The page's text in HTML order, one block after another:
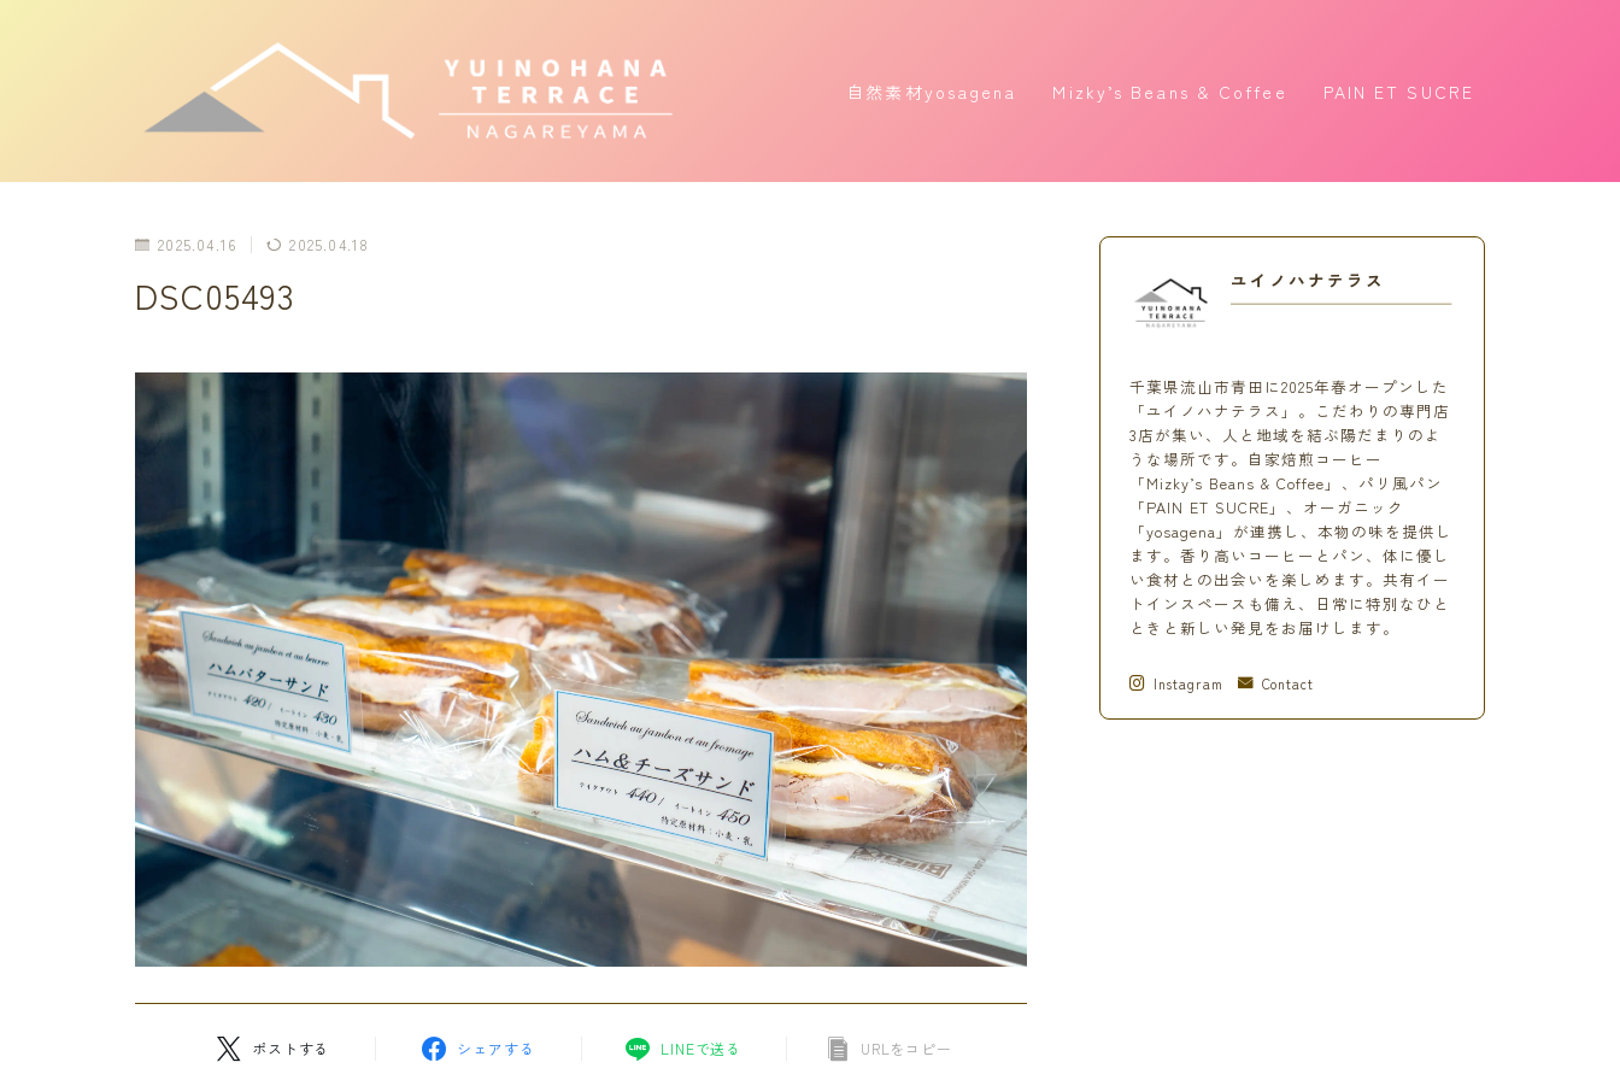
自然素材yosagena Mizky’s Beans & Coffee PAIN ET SUCRE
2025.04.16 2025.04.18
DSC05493
ポストする シェアする LINEで送る URLをコピー
ユイノハナテラス
千葉県流山市青田に2025年春オープンした
「ユイノハナテラス」。こだわりの専門店
3店が集い、人と地域を結ぶ陽だまりのよ
うな場所です。自家焙煎コーヒー
「Mizky’s Beans & Coffee」、パリ風パン
「PAIN ET SUCRE」、オーガニック
「yosagena」が連携し、本物の味を提供し
ます。香り高いコーヒーとパン、体に優し
い食材との出会いを楽しめます。共有イー
トインスペースも備え、日常に特別なひと
ときと新しい発見をお届けします。
Instagram Contact